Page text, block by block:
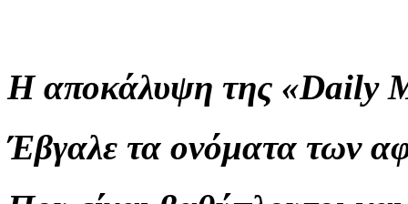
Η αποκάλυψη της «Daily
Έβγαλε τα ονόματα των